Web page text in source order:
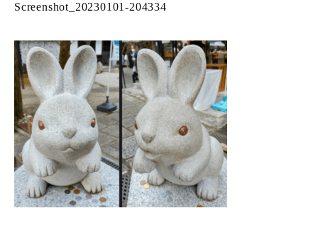
Screenshot_20230101-204334